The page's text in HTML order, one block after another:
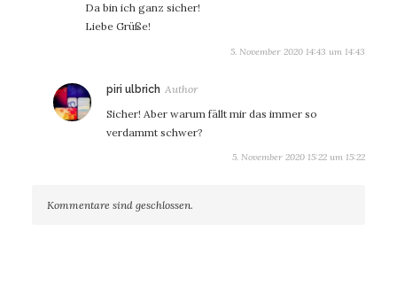
Da bin ich ganz sicher!
Liebe Grüße!
5. November 2020 14:43 um 14:43
piri ulbrich sagt:
Sicher! Aber warum fällt mir das immer so
verdammt schwer?
5. November 2020 15:22 um 15:22
Kommentare sind geschlossen.